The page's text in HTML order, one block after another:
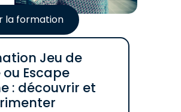
la formation
Jeu de
Escape
: découvrir et